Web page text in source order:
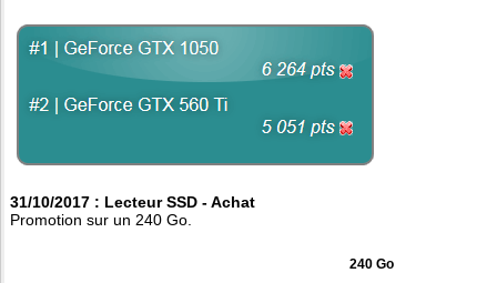
31/10/2017 : Lecteur SSD - Achat
Promotion sur un 240 Go.
240 Go